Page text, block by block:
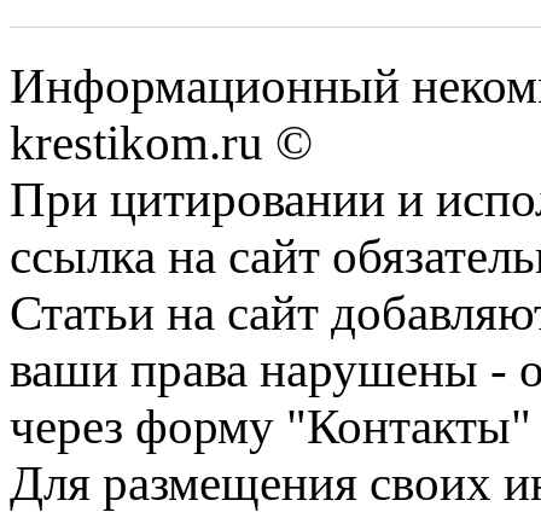
Информационный
krestikom.ru ©
При цитировании и
ссылка на сайт
Статьи на сайт
ваши права нарушены -
через форму "Контакты"
Для размещения своих